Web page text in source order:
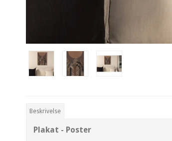
Beskrivelse
Plakat - Poster